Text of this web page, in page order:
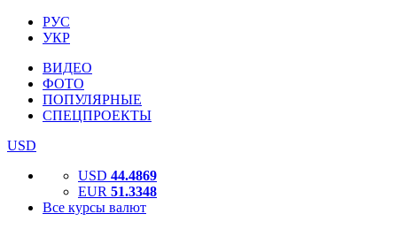
РУС
УКР
ВИДЕО
ФОТО
ПОПУЛЯРНЫЕ
СПЕЦПРОЕКТЫ
USD
USD 44.4869
EUR 51.3348
Все курсы валют